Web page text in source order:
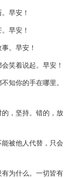
早安！
早安！
。早安！
笑着说起。早安！
知你的手在哪里。
，坚持。错的，放
被他人代替，只会
为什么。一切皆有